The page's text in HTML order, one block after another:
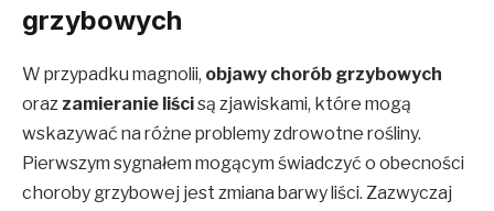
grzybowych
W przypadku magnolii, objawy chorób grzybowych
oraz zamieranie liścisą zjawiskami, które mogą
wskazywać na różne problemy zdrowotne rośliny.
Pierwszym sygnałem mogącym świadczyć o obecności
choroby grzybowej jest zmiana barwy liści. Zazwyczaj